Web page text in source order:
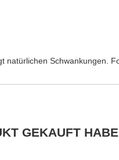
natürlichen Schwankungen.
GEKAUFT